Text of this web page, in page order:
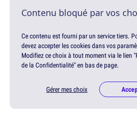
Contenu bloqué par vos
Ce contenu est fourni par un service tiers.
devez accepter les cookies dans vos
Modifiez ce choix à tout moment via le lien
de la Confidentialité" en bas de page.
Gérer mes choix